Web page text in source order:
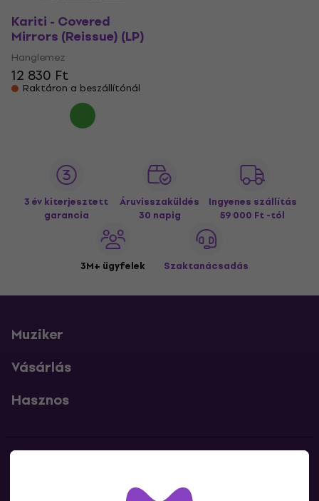
Kariti - Covered
Mirrors (Reissue) (LP)
Hanglemez
12 830 Ft
Raktáron a beszállítónál
3 év kiterjesztett
garancia
Áruvisszaküldés
30 napig
Ingyenes szállítás
59 000 Ft -tól
3M+ ügyfelek Szaktanácsadás
Muziker
Vásárlás
Hasznos